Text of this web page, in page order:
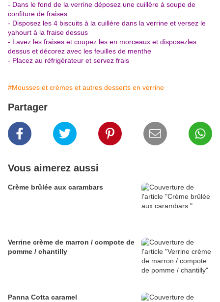
- Dans le fond de la verrine déposez une cuillère à soupe de
confiture de fraises
- Disposez les 4 biscuits à la cuillère dans la verrine et versez le
yahourt à la fraise dessus
- Lavez les fraises et coupez les en morceaux et disposezles
dessus et décorez avec les feuilles de menthe
- Placez au réfrigérateur et servez frais
#Mousses et crèmes et autres desserts en verrine
Partager
Vous aimerez aussi
Crème brûlée aux carambars
Verrine crème de marron / compote de
pomme / chantilly
Panna Cotta caramel